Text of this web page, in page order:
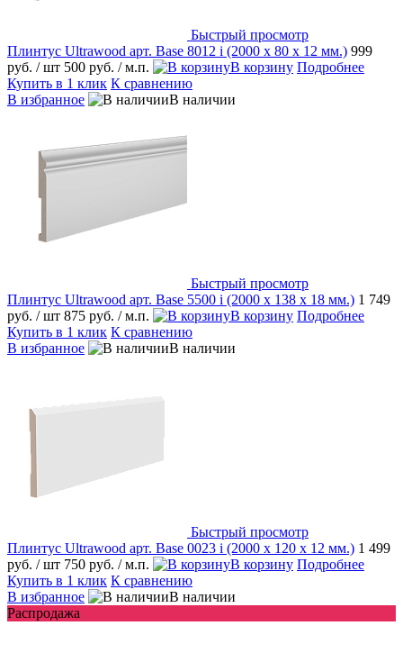
Быстрый просмотр
Плинтус Ultrawood арт. Base 8012 i (2000 x 80 x 12 мм.) 999
руб. / шт 500 руб. / м.п. В корзину Подробнее
Купить в 1 клик К сравнению
В избранное
В наличии
Быстрый просмотр
Плинтус Ultrawood арт. Base 5500 i (2000 x 138 x 18 мм.) 1 749
руб. / шт 875 руб. / м.п. В корзину Подробнее
Купить в 1 клик К сравнению
В избранное
В наличии
Быстрый просмотр
Плинтус Ultrawood арт. Base 0023 i (2000 x 120 x 12 мм.) 1 499
руб. / шт 750 руб. / м.п. В корзину Подробнее
Купить в 1 клик К сравнению
В избранное
В наличии
Распродажа